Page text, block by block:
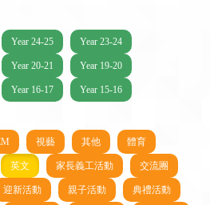
Year 24-25 Year 23-24
Year 20-21 Year 19-20
Year 16-17 Year 15-16
視藝 其他 體育
英文 家長義工活動 交流團
迎新活動 親子活動 典禮活動